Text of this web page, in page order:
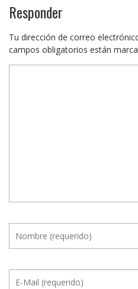
Responder
Tu dirección de correo
campos obligatorios están